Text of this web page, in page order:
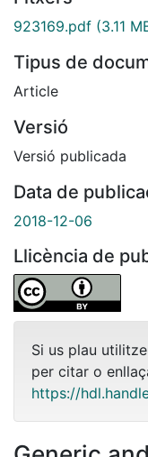
923169.pdf (3.11
Tipus de
Article
Versió
Versió publicada
Data de
2018-12-06
Llicència de
Si us plau
per citar o
https://